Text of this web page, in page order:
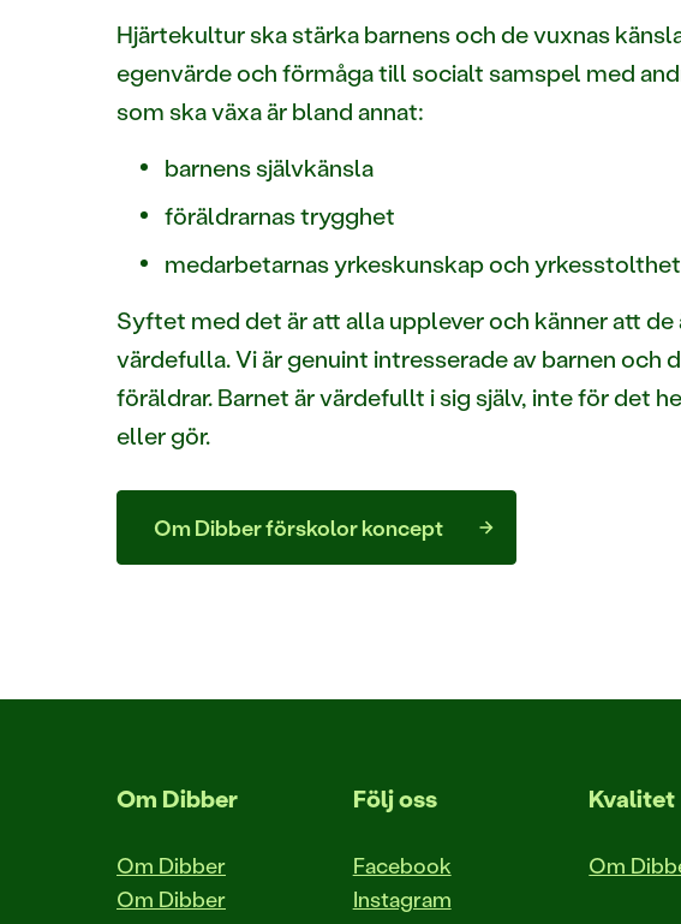
Hjärtekultur ska stärka barnens och de vuxnas
egenvärde och förmåga till socialt samspel med
som ska växa är bland annat:
barnens självkänsla
föräldrarnas trygghet
medarbetarnas yrkeskunskap och yrkesstolthet
Syftet med det är att alla upplever och känner att de
värdefulla. Vi är genuint intresserade av barnen och
föräldrar. Barnet är värdefullt i sig själv, inte för det
eller gör.
Om Dibber förskolor koncept
Om Dibber
Om Dibber
Om Dibber
Följ oss
Facebook
Instagram
Kvalitet
Om